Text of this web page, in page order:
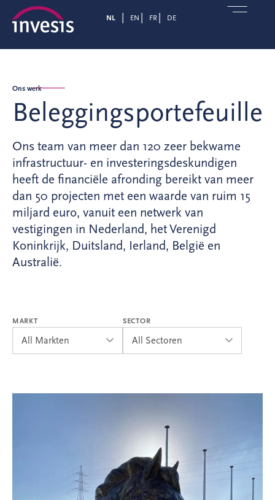
NL EN FR DE
Ons werk
Beleggingsportefeuille
Ons team van meer dan 120 zeer bekwame
infrastructuur- en investeringsdeskundigen
heeft de financiële afronding bereikt van meer
dan 50 projecten met een waarde van ruim 15
miljard euro, vanuit een netwerk van
vestigingen in Nederland, het Verenigd
Koninkrijk, Duitsland, Ierland, België en
Australië.
MARKT SECTOR